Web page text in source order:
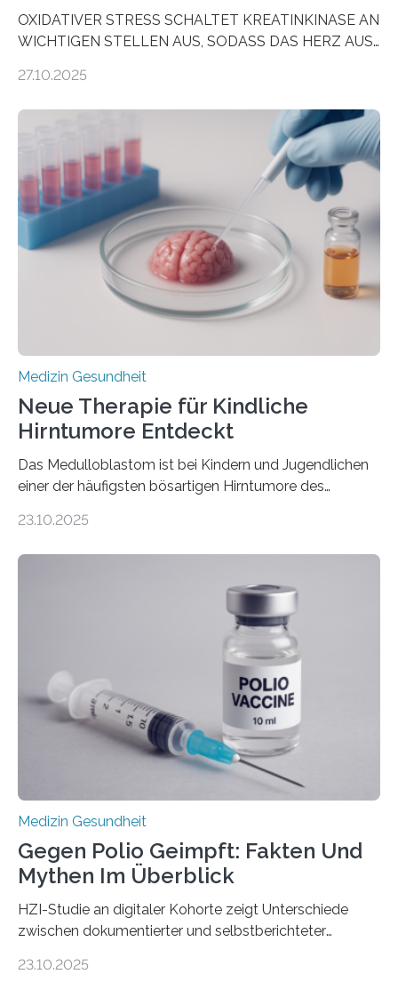
OXIDATIVER STRESS SCHALTET KREATINKINASE AN
WICHTIGEN STELLEN AUS, SODASS DAS HERZ AUS
aus dem Deutschen Zentrum für Herzinsuffizienz
im Journal Circulation, warum der Energietransport bei
der Hypertrophen Kardiomyopathie (HCM) versagen
kann und wie sich durch eine Verringerung der
Herzbelastung und des oxidativen Stresses
Rhythmusstörungen reduzieren lassen. Würzburg. Die
hypertrophe Kardiomyopathie (HCM) ist die häufigste
erblich bedingte Herzerkrankung. Sie führt dazu, dass
sich die linke Herzkammer verdickt, der Herzmuskel zu
stark kontrahiert…
27.10.2025
Medizin Gesundheit
Neue Therapie für Kindliche
Hirntumore Entdeckt
Das Medulloblastom ist bei Kindern und Jugendlichen
einer der häufigsten bösartigen Hirntumore des
Betroffenen können mit heutigen Methoden geheilt
Dringend benötigt werden zielgerichtete Therapien, die
nur Tumorschwachstellen angreifen und normales
Gewebe verschonen. Forschende um Daniel Merk vom
Hertie-Institut für klinische Hirnforschung am
Universitätsklinikum Tübingen haben eine solche
Schwachstelle im Erbgut einer Untergruppe des
Medulloblastoms gefunden. Die Wilhelm Sander-
Stiftung unterstützte das Projekt…
23.10.2025
Medizin Gesundheit
Gegen Polio Geimpft: Fakten Und
Mythen Im Überblick
HZI-Studie an digitaler Kohorte zeigt Unterschiede
zwischen dokumentierter und selbstberichteter
Kinderlähmung, ist eine ansteckende Krankheit, die
23.10.2025